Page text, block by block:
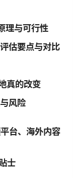
理与可行性
估要点与对比
真的改变
风险
台、海外内容
士